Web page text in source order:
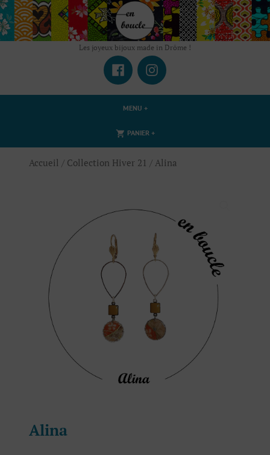
Accéder
au
contenu
Les joyeux bijoux made in Drôme !
MENU +DÉPLIÉ
RÉDUIT
PANIER +DÉPLIÉ
RÉDUIT
FacebookInstagram
Accueil / Collection Hiver 21 / Alina
Alina